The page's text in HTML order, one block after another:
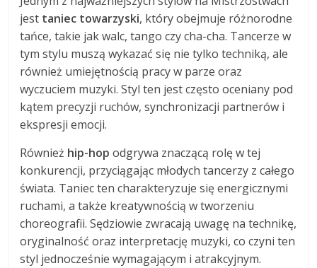
jest taniec towarzyski, który obejmuje różnorodne
tańce, takie jak walc, tango czy cha-cha. Tancerze w
tym stylu muszą wykazać się nie tylko techniką, ale
również umiejętnością pracy w parze oraz
wyczuciem muzyki. Styl ten jest często oceniany pod
kątem precyzji ruchów, synchronizacji partnerów i
ekspresji emocji.
Również hip-hop odgrywa znaczącą rolę w tej
konkurencji, przyciągając młodych tancerzy z całego
świata. Taniec ten charakteryzuje się energicznymi
ruchami, a także kreatywnością w tworzeniu
choreografii. Sędziowie zwracają uwagę na technikę,
oryginalność oraz interpretację muzyki, co czyni ten
styl jednocześnie wymagającym i atrakcyjnym.